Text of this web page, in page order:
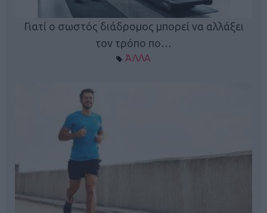
Γιατί ο σωστός διάδρομος μπορεί να αλλάξει
τον τρόπο πο…
ΆΛΛΑ